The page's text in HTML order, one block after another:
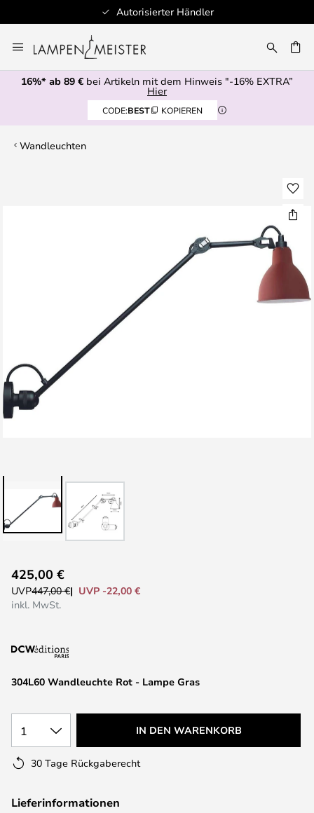
Autorisierter Händler
Inhalt
springen
16%* ab 89 € bei Artikeln mit dem Hinweis "-16% EXTRA”
Hier
CODE:BEST KOPIEREN
Wandleuchten
Anfang
der
304L60 Wandleuchte Rot - Lampe Gras
425,00 €
UVP447,00 €
UVP -22,00 €
inkl. MwSt.
1 IN DEN WARENKORB
30 Tage Rückgaberecht
Lieferinformationen